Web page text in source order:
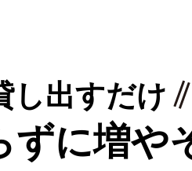
ずに増や
し出すだけ